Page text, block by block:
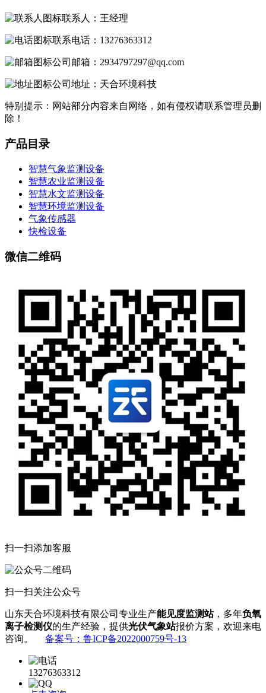
联系人：王经理
联系电话：13276363312
公司邮箱：2934797297@qq.com
公司地址：天合环境科技
特别提示：网站部分内容来自网络，如有侵权请联系管理员删
除！
产品目录
智慧气象监测设备
智慧农业监测设备
智慧水文监测设备
智慧环境监测设备
气象传感器
快检设备
微信二维码
扫一扫添加客服
扫一扫关注公众号
山东天合环境科技有限公司专业生产能见度监测站，多年负氧
离子检测仪的生产经验，提供光伏气象站报价方案，欢迎来电
咨询。 备案号：鲁ICP备2022000759号-13
13276363312